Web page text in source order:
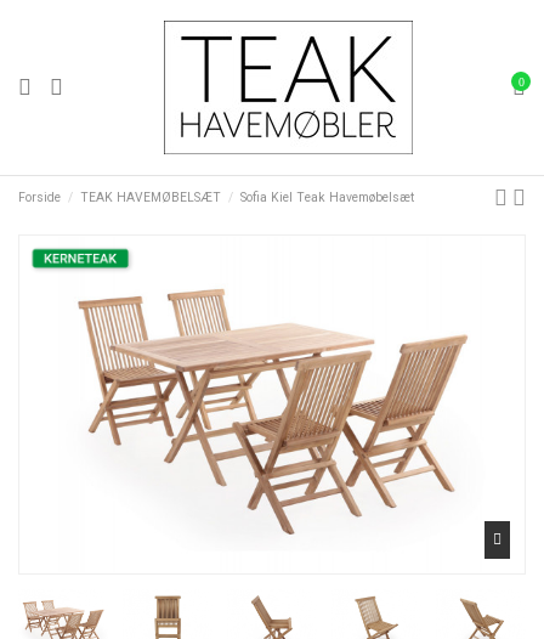
0
Forside TEAK HAVEMØBELSÆT Sofia Kiel Teak Havemøbelsæt